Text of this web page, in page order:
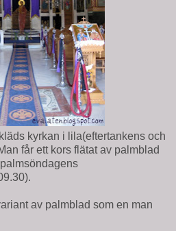
kyrkan i lila(eftertankens och
får ett kors flätat av palmblad
av palmblad som en man